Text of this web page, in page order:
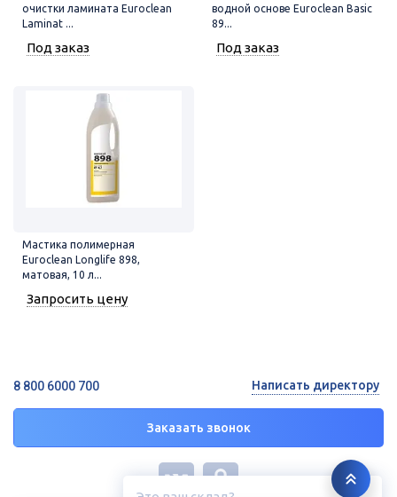
очистки ламината Euroclean
Laminat ...
Под заказ
водной основе Euroclean Basic
89...
Под заказ
Мастика полимерная
Euroclean Longlife 898,
матовая, 10 л...
Запросить цену
8 800 6000 700
Заказать звонок
Написать директору